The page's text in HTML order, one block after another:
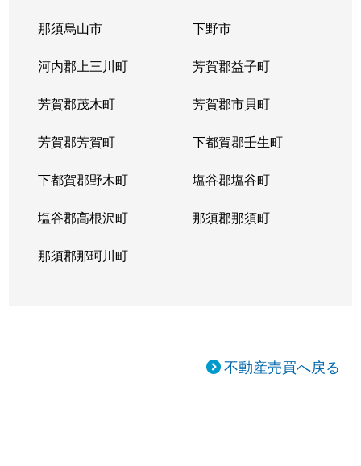
那須烏山市 下野市
河内郡上三川町 芳賀郡益子町
芳賀郡茂木町 芳賀郡市貝町
芳賀郡芳賀町 下都賀郡壬生町
下都賀郡野木町 塩谷郡塩谷町
塩谷郡高根沢町 那須郡那須町
那須郡那珂川町
不動産売買へ戻る